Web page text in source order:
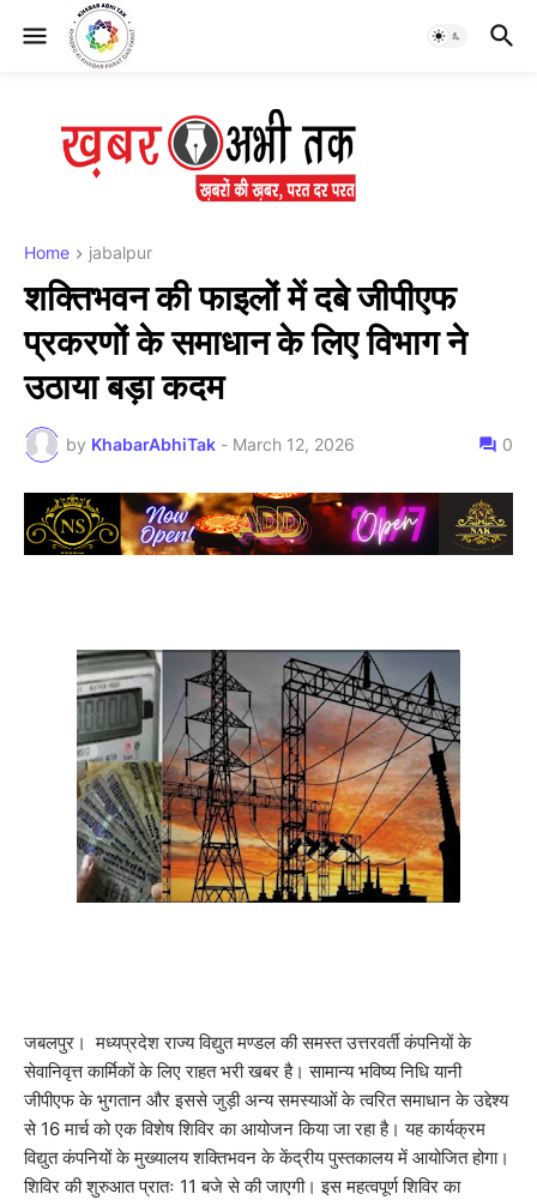
Home jabalpur
शक्तिभवन की फाइलों में दबे जीपीएफ
प्रकरणों के समाधान के लिए विभाग ने
उठाया बड़ा कदम
by KhabarAbhiTak - March 12, 2026 0
जबलपुर। मध्यप्रदेश राज्य विद्युत मण्डल की समस्त उत्तरवर्ती कंपनियों के
सेवानिवृत्त कार्मिकों के लिए राहत भरी खबर है। सामान्य भविष्य निधि यानी
जीपीएफ के भुगतान और इससे जुड़ी अन्य समस्याओं के त्वरित समाधान के उद्देश्य
से 16 मार्च को एक विशेष शिविर का आयोजन किया जा रहा है। यह कार्यक्रम
विद्युत कंपनियों के मुख्यालय शक्तिभवन के केंद्रीय पुस्तकालय में आयोजित होगा।
शिविर की शुरुआत प्रातः 11 बजे से की जाएगी। इस महत्वपूर्ण शिविर का